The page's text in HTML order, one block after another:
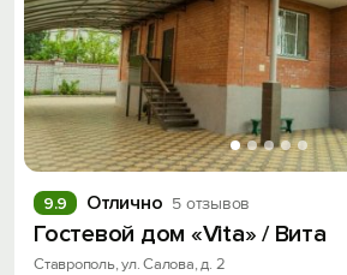
Отлично 5 отзывов
9.9
Гостевой дом «Vita» / Вита
Ставрополь, ул. Салова, д. 2